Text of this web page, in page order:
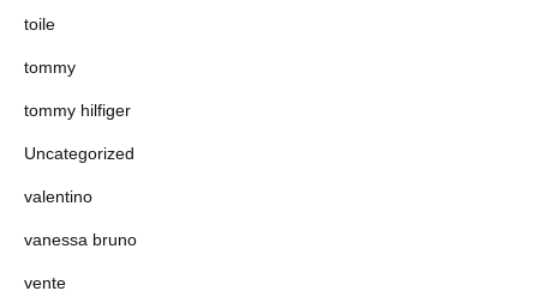
toile
tommy
tommy hilfiger
Uncategorized
valentino
vanessa bruno
vente